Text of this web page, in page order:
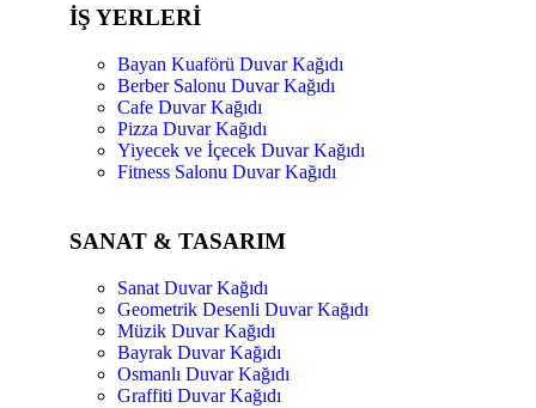
İŞ YERLERİ
Bayan Kuaförü Duvar Kağıdı
Berber Salonu Duvar Kağıdı
Cafe Duvar Kağıdı
Pizza Duvar Kağıdı
Yiyecek ve İçecek Duvar Kağıdı
Fitness Salonu Duvar Kağıdı
SANAT & TASARIM
Sanat Duvar Kağıdı
Geometrik Desenli Duvar Kağıdı
Müzik Duvar Kağıdı
Bayrak Duvar Kağıdı
Osmanlı Duvar Kağıdı
Graffiti Duvar Kağıdı